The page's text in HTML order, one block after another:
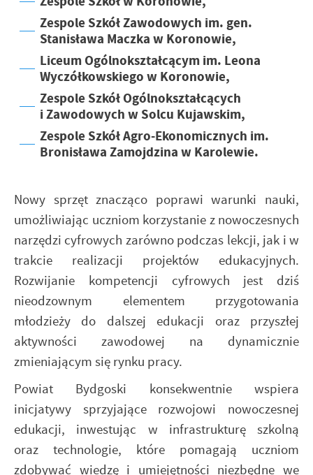
Zespole Szkół Zawodowych im. gen.
Stanisława Maczka w Koronowie,
Liceum Ogólnokształcącym im. Leona
Wyczółkowskiego w Koronowie,
Zespole Szkół Ogólnokształcących
i Zawodowych w Solcu Kujawskim,
Zespole Szkół Agro-Ekonomicznych im.
Bronisława Zamojdzina w Karolewie.
Nowy sprzęt znacząco poprawi warunki nauki,
umożliwiając uczniom korzystanie z nowoczesnych
narzędzi cyfrowych zarówno podczas lekcji, jak i w
trakcie realizacji projektów edukacyjnych.
Rozwijanie kompetencji cyfrowych jest dziś
nieodzownym elementem przygotowania
młodzieży do dalszej edukacji oraz przyszłej
aktywności zawodowej na dynamicznie
zmieniającym się rynku pracy.
Powiat Bydgoski konsekwentnie wspiera
inicjatywy sprzyjające rozwojowi nowoczesnej
edukacji, inwestując w infrastrukturę szkolną
oraz technologie, które pomagają uczniom
zdobywać wiedzę i umiejętności niezbędne we